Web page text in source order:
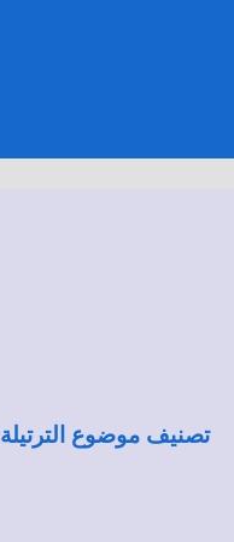
تصنيف موضوع الترتيلة